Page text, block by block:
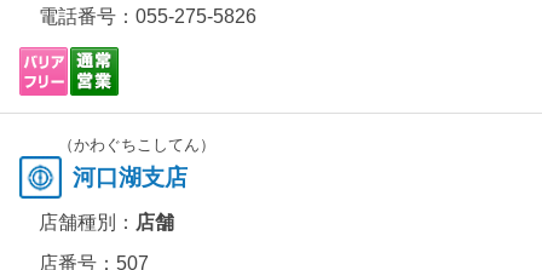
電話番号： 055-275-5826
（かわぐちこしてん）
河口湖支店
店舗種別： 店舗
店番号：507